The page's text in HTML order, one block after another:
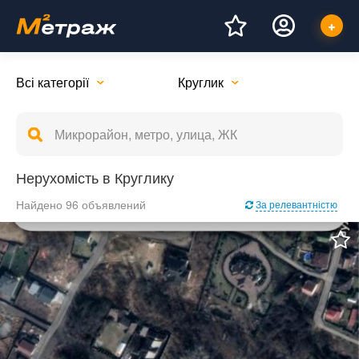
Всі категорії Круглик
Нерухомість в Круглику
Найдено 96 объявлений За релевантністю